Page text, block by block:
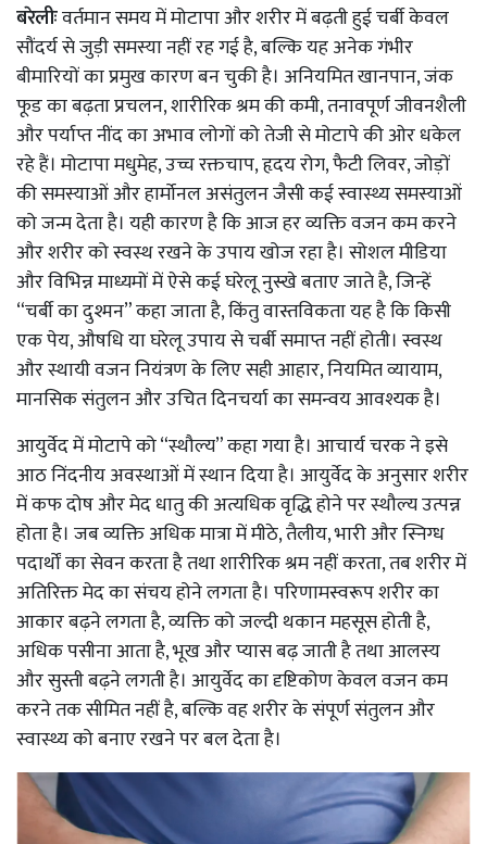
बरेलीःवर्तमान समय में मोटापा और शरीर में बढ़ती हुई चर्बी केवल
सौंदर्य से जुड़ी समस्या नहीं रह गई है, बल्कि यह अनेक गंभीर
बीमारियों का प्रमुख कारण बन चुकी है। अनियमित खानपान, जंक
फूड का बढ़ता प्रचलन, शारीरिक श्रम की कमी, तनावपूर्ण जीवनशैली
और पर्याप्त नींद का अभाव लोगों को तेजी से मोटापे की ओर धकेल
रहे हैं। मोटापा मधुमेह, उच्च रक्तचाप, हृदय रोग, फैटी लिवर, जोड़ों
की समस्याओं और हार्मोनल असंतुलन जैसी कई स्वास्थ्य समस्याओं
को जन्म देता है। यही कारण है कि आज हर व्यक्ति वजन कम करने
और शरीर को स्वस्थ रखने के उपाय खोज रहा है। सोशल मीडिया
और विभिन्न माध्यमों में ऐसे कई घरेलू नुस्खे बताए जाते है, जिन्हें
“चर्बी का दुश्मन” कहा जाता है, किंतु वास्तविकता यह है कि किसी
एक पेय, औषधि या घरेलू उपाय से चर्बी समाप्त नहीं होती। स्वस्थ
और स्थायी वजन नियंत्रण के लिए सही आहार, नियमित व्यायाम,
मानसिक संतुलन और उचित दिनचर्या का समन्वय आवश्यक है।
आयुर्वेद में मोटापे को “स्थौल्य” कहा गया है। आचार्य चरक ने इसे
आठ निंदनीय अवस्थाओं में स्थान दिया है। आयुर्वेद के अनुसार शरीर
में कफ दोष और मेद धातु की अत्यधिक वृद्धि होने पर स्थौल्य उत्पन्न
होता है। जब व्यक्ति अधिक मात्रा में मीठे, तैलीय, भारी और स्निग्ध
पदार्थों का सेवन करता है तथा शारीरिक श्रम नहीं करता, तब शरीर में
अतिरिक्त मेद का संचय होने लगता है। परिणामस्वरूप शरीर का
आकार बढ़ने लगता है, व्यक्ति को जल्दी थकान महसूस होती है,
अधिक पसीना आता है, भूख और प्यास बढ़ जाती है तथा आलस्य
और सुस्ती बढ़ने लगती है। आयुर्वेद का दृष्टिकोण केवल वजन कम
करने तक सीमित नहीं है, बल्कि वह शरीर के संपूर्ण संतुलन और
स्वास्थ्य को बनाए रखने पर बल देता है।